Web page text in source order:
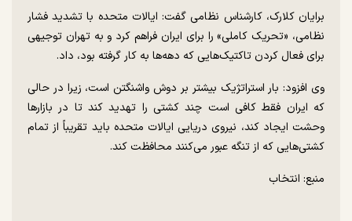
برایان کلارک، کارشناس نظامی گفت: ایالات متحده با تشدید فشار
نظامی، «تحریک کاملی» را برای ایران فراهم کرد و به تهران توجیهی
برای فعال کردن تاکتیک‌هایی که دهه‌ها به کار گرفته بود، داد.
وی افزود: بار استراتژیک بیشتر بر دوش واشنگتن است، زیرا در حالی
که ایران فقط کافی است چند کشتی را تهدید کند تا در بازار‌ها
وحشت ایجاد کند، نیروی دریایی ایالات متحده باید تقریباً از تمام
کشتی‌هایی که از تنگه عبور می‌کنند محافظت کند.
منبع: انتخاب